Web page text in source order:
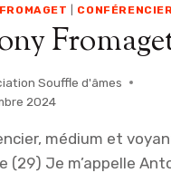
Souffle d'âmes
2024
médium et
(29) Je m’appelle